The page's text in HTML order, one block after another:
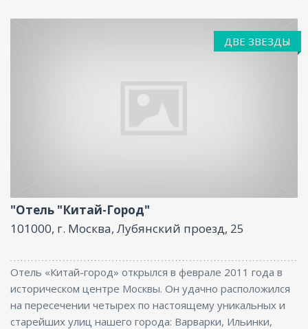
ДВЕ ЗВЕЗДЫ
"Отель "Китай-Город"
101000, г. Москва, Лубянский проезд, 25
Отель «Китай-город» открылся в феврале 2011 года в
историческом центре Москвы. Он удачно расположился
на пересечении четырех по настоящему уникальных и
старейших улиц нашего города: Варварки, Ильинки,